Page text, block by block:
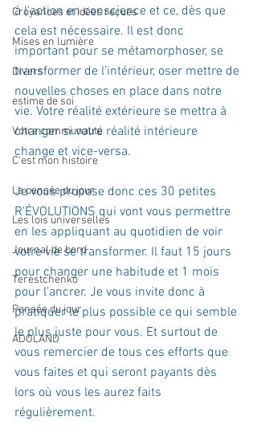
Croyances et idées reçues
Mises en lumière
Divers
estime de soi
Votre communauté
C'est mon histoire
La pensée du jour
Les lois universelles
Journal de bord
Terestchenko
Pensée du jour
ADOLAND
à l'action en conscience et ce, dès que
cela est nécessaire. Il est donc
important pour se métamorphoser, se
transformer de l'intérieur, oser mettre de
nouvelles choses en place dans notre
vie. Votre réalité extérieure se mettra à
changer si votre réalité intérieure
change et vice-versa.
Je vous propose donc ces 30 petites
R'ÉVOLUTIONS qui vont vous permettre
en les appliquant au quotidien de voir
votre vie se transformer. Il faut 15 jours
pour changer une habitude et 1 mois
pour l'ancrer. Je vous invite donc à
pratiquer le plus possible ce qui semble
le plus juste pour vous. Et surtout de
vous remercier de tous ces efforts que
vous faites et qui seront payants dès
lors où vous les aurez faits
régulièrement.